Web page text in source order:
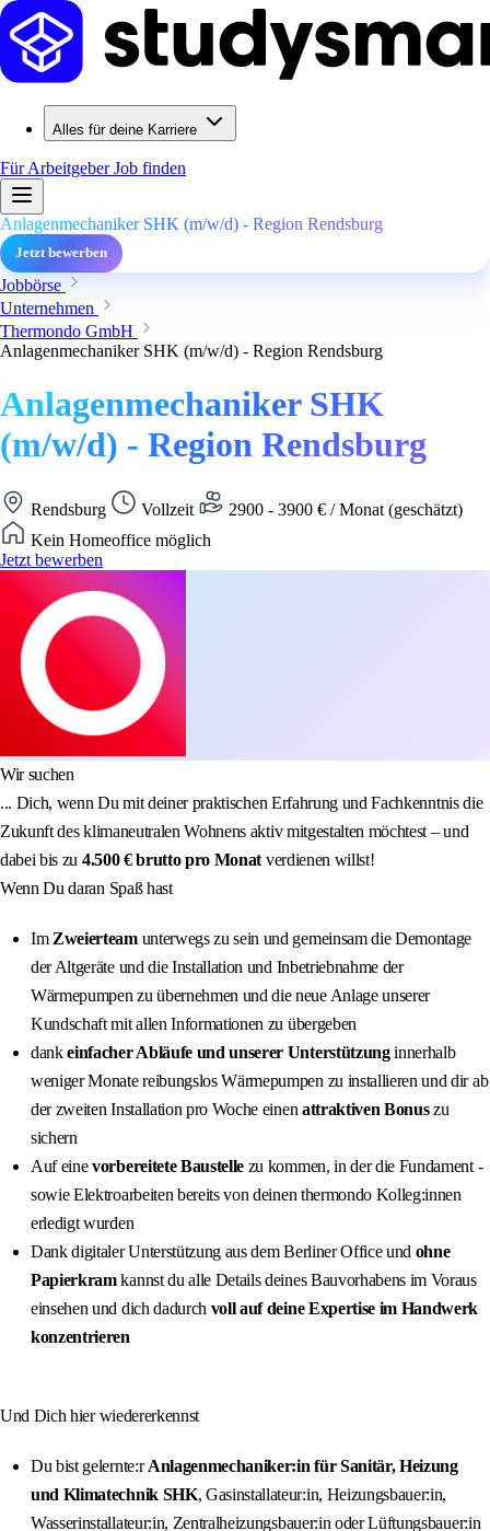
Alles für deine Karriere
Für ArbeitgeberJob finden
Anlagenmechaniker SHK (m/w/d) - Region Rendsburg
Jetzt bewerben
Jobbörse
Unternehmen
Thermondo GmbH
Anlagenmechaniker SHK (m/w/d) - Region Rendsburg
Anlagenmechaniker SHK
(m/w/d) - Region Rendsburg
Rendsburg Vollzeit
2900 - 3900 € / Monat (geschätzt)
Kein Homeoffice möglich
Jetzt bewerben
Wir suchen
... Dich, wenn Du mit deiner praktischen Erfahrung und Fachkenntnis die
Zukunft des klimaneutralen Wohnens aktiv mitgestalten möchtest – und
dabei bis zu 4.500 € brutto pro Monat verdienen willst!
Wenn Du daran Spaß hast
Im Zweierteamunterwegs zu sein und gemeinsam die Demontage
der Altgeräte und die Installation und Inbetriebnahme der
Wärmepumpen zu übernehmen und die neue Anlage unserer
Kundschaft mit allen Informationen zu übergeben
dankeinfacher Abläufe und unserer Unterstützunginnerhalb
weniger Monate reibungslos Wärmepumpen zu installieren und dir ab
der zweiten Installation pro Woche einen attraktiven Bonuszu
sichern
Auf einevorbereitete Baustelle zu kommen, in der die Fundament -
sowie Elektroarbeiten bereits von deinen thermondo Kolleg:innen
erledigt wurden
Dank digitaler Unterstützung aus dem Berliner Office und ohne
Papierkramkannst du alle Details deines Bauvorhabens im Voraus
einsehen und dich dadurch voll auf deine Expertise im Handwerk
konzentrieren
Und Dich hier wiedererkennst
Du bist gelernte:rAnlagenmechaniker:in für Sanitär, Heizung
und Klimatechnik SHK, Gasinstallateur:in, Heizungsbauer:in,
Wasserinstallateur:in, Zentralheizungsbauer:in oder Lüftungsbauer:in